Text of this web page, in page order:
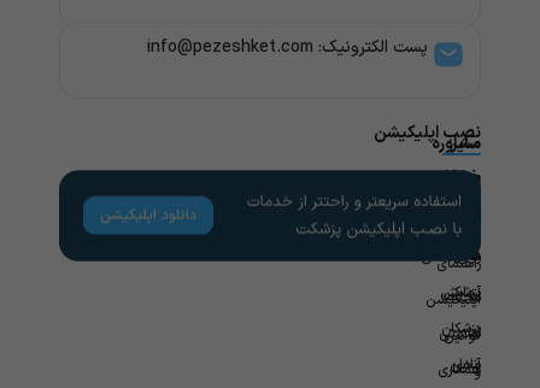
پست الکترونیک: info@pezeshket.com​
مشاوره
پزشکی
تخصص
های
پزشکی
پزشکان
آنلاین
سایر
خدمات
مشاوره
روانشناسی
آزمایش
در
محل
راهنمای
کاربران
راهنمای
اپلیکیشن
قوانین
و
لینک
های
مفید
مجله
سلامتی
همکاری
نصب اپلیکیشن